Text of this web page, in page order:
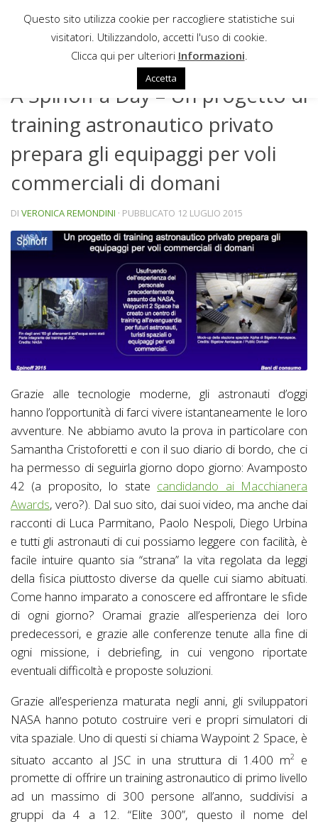
Sotto il contenuto
SPINOFF A DAY
A Spinoff a Day – Un progetto di
training astronautico privato
prepara gli equipaggi per voli
commerciali di domani
DI VERONICA REMONDINI · PUBBLICATO 12 LUGLIO 2015
Grazie alle tecnologie moderne, gli astronauti d’oggi
hanno l’opportunità di farci vivere istantaneamente le loro
avventure. Ne abbiamo avuto la prova in particolare con
Samantha Cristoforetti e con il suo diario di bordo, che ci
ha permesso di seguirla giorno dopo giorno: Avamposto
42 (a proposito, lo state candidando ai Macchianera
Awards, vero?). Dal suo sito, dai suoi video, ma anche dai
racconti di Luca Parmitano, Paolo Nespoli, Diego Urbina
e tutti gli astronauti di cui possiamo leggere con facilità, è
facile intuire quanto sia “strana” la vita regolata da leggi
della fisica piuttosto diverse da quelle cui siamo abituati.
Come hanno imparato a conoscere ed affrontare le sfide
di ogni giorno? Oramai grazie all’esperienza dei loro
predecessori, e grazie alle conferenze tenute alla fine di
ogni missione, i debriefing, in cui vengono riportate
eventuali difficoltà e proposte soluzioni.
Grazie all’esperienza maturata negli anni, gli sviluppatori
NASA hanno potuto costruire veri e propri simulatori di
vita spaziale. Uno di questi si chiama Waypoint 2 Space, è
situato accanto al JSC in una struttura di 1.400 m2
e
promette di offrire un training astronautico di primo livello
ad un massimo di 300 persone all’anno, suddivisi a
gruppi da 4 a 12. “Elite 300”, questo il nome del
Questo sito utilizza cookie per raccogliere statistiche sui
visitatori. Utilizzandolo, accetti l'uso di cookie.
Clicca qui per ulteriori Informazioni
Accetta